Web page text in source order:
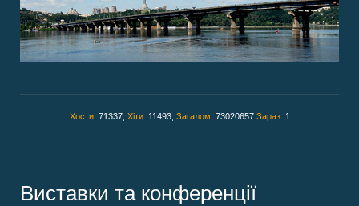
Хости: 71337, Хіти: 11493, Загалом: 73020657 Зараз: 1
Виставки та конференції